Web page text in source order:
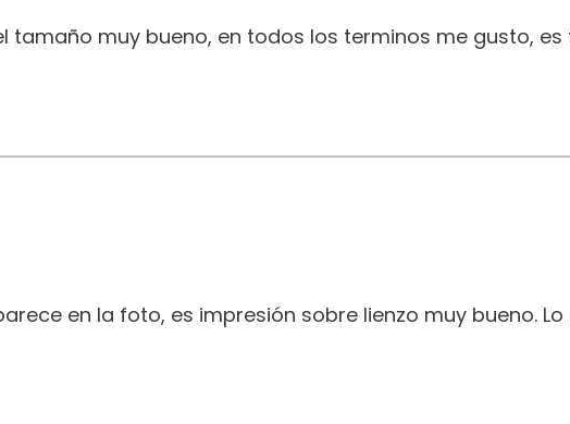
tamaño muy bueno, en todos los terminos me gusto,
en la foto, es impresión sobre lienzo muy bueno.